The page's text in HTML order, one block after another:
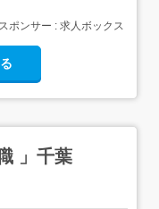
スポンサー : 求人ボックス
」千葉